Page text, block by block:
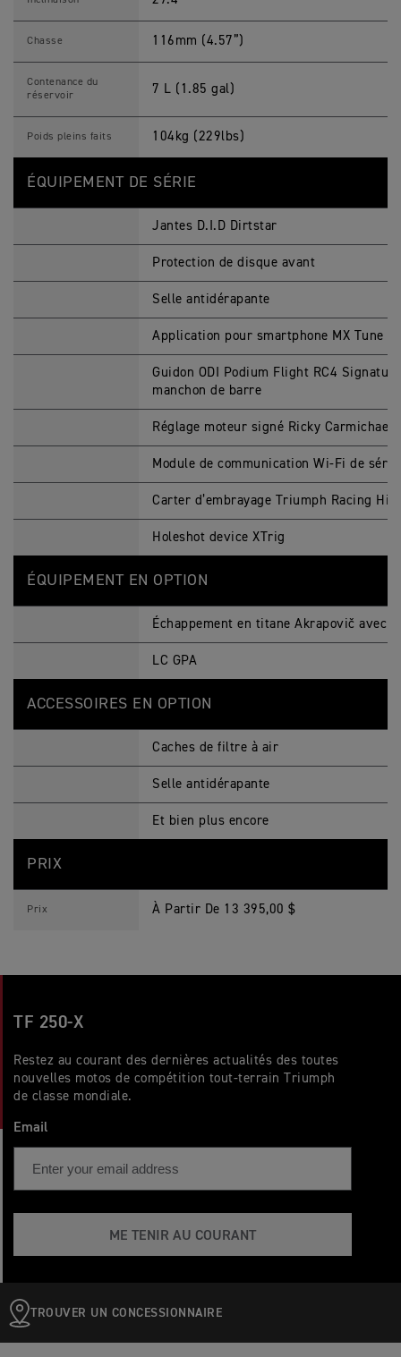
Chasse 116mm (4.57”)
Contenance du
réservoir
7 L (1.85 gal)
Poids pleins faits 104kg (229lbs)
ÉQUIPEMENT DE SÉRIE
Jantes D.I.D Dirtstar
Protection de disque avant
Selle antidérapante
Application pour smartphone MX Tune
Guidon ODI Podium Flight RC4
manchon de barre
Réglage moteur signé Ricky Carmichael
Module de communication Wi-Fi de série
Carter d’embrayage Triumph Racing
Holeshot device XTrig
ÉQUIPEMENT EN OPTION
Échappement en titane Akrapovič avec
LC GPA
ACCESSOIRES EN OPTION
Caches de filtre à air
Selle antidérapante
Et bien plus encore
PRIX
Prix À Partir De 13 395,00 $
TF 250-X
Restez au courant des dernières actualités des toutes
nouvelles motos de compétition tout-terrain Triumph
de classe mondiale.
Email
ME TENIR AU COURANT
TROUVER UN CONCESSIONNAIRE